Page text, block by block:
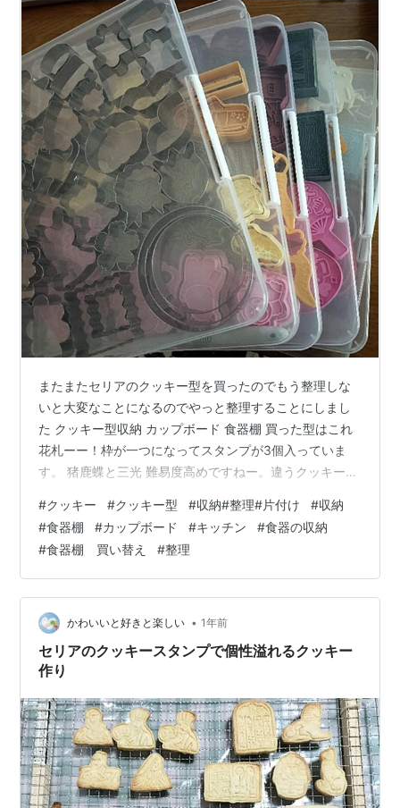
またまたセリアのクッキー型を買ったのでもう整理しな
いと大変なことになるのでやっと整理することにしまし
た クッキー型収納 カップボード 食器棚 買った型はこれ
花札ーー！枠が一つになってスタンプが3個入っていま
す。 猪鹿蝶と三光 難易度高めですねー。違うクッキーを
クッキー型の収納を調べてみるとA4の書類入れが多いで
すね。引き出しと迷ったけど、今まで入れていた棚に入
るのでA４書類入れに決定 最初は動物とかのジャンル別
で分けていたけど最終的には一軍（よく使う型、お気に
入り）と二軍、あまり使わないかなーという三軍に分け
ました。 高さのある型と小さい…
#クッキー #クッキー型 #収納#整理#片付け #収納
#食器棚 #カップボード #キッチン #食器の収納
#食器棚 買い替え #整理
かわいいと好きと楽しい • 1年前
セリアのクッキースタンプで個性溢れるクッキー
作り